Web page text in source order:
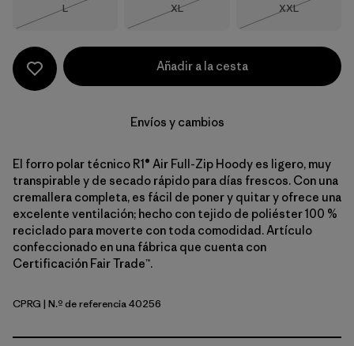
Talla
L
Talla
XL
Talla
XXL
Añadir a la cesta
Envíos y cambios
El forro polar técnico R1® Air Full-Zip Hoody es ligero, muy
transpirable y de secado rápido para días frescos. Con una
cremallera completa, es fácil de poner y quitar y ofrece una
excelente ventilación; hecho con tejido de poliéster 100 %
reciclado para moverte con toda comodidad. Artículo
confeccionado en una fábrica que cuenta con
Certificación Fair Trade™.
Caper Green
CPRG | N.º de referencia 40256